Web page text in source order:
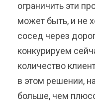
ограничить эти
может быть, и не
сосед через
конкурируем
количество
в этом решении,
больше, чем